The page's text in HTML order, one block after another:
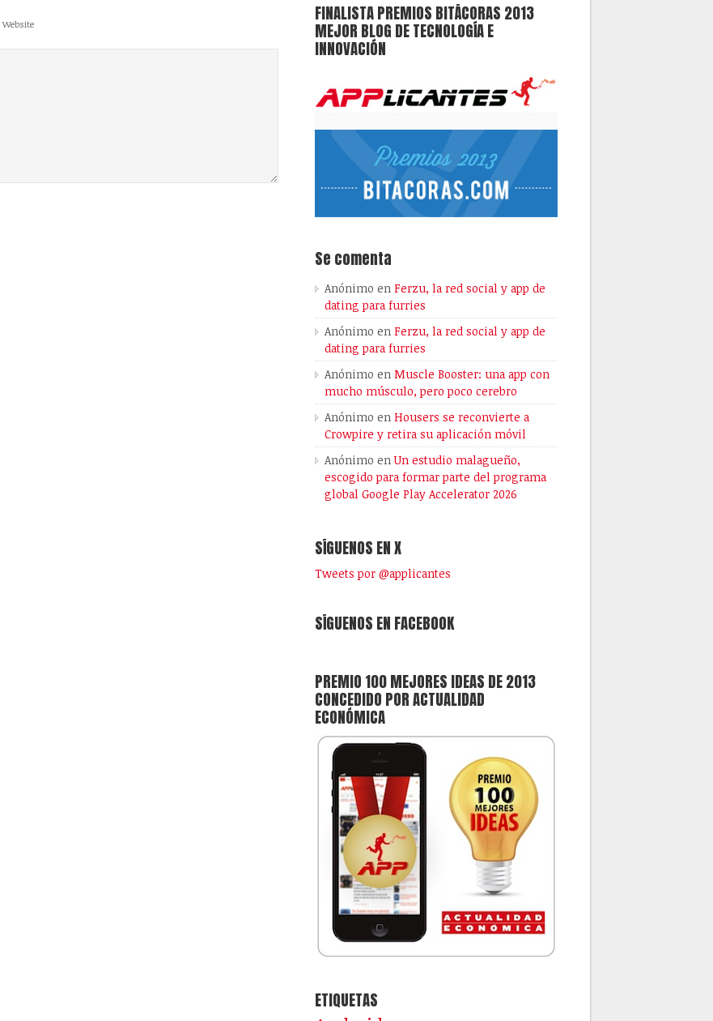
Website
FINALISTA PREMIOS BITÁCORAS 2013
MEJOR BLOG DE TECNOLOGÍA E
INNOVACIÓN
Se comenta
Anónimo en Ferzu, la red social y app de
dating para furries
Anónimo en Ferzu, la red social y app de
dating para furries
Anónimo en Muscle Booster: una app con
mucho músculo, pero poco cerebro
Anónimo en Housers se reconvierte a
Crowpire y retira su aplicación móvil
Anónimo enUn estudio malagueño,
escogido para formar parte del programa
global Google Play Accelerator 2026
SÍGUENOS EN X
Tweets por @applicantes
SÍGUENOS EN FACEBOOK
PREMIO 100 MEJORES IDEAS DE 2013
CONCEDIDO POR ACTUALIDAD
ECONÓMICA
ETIQUETAS